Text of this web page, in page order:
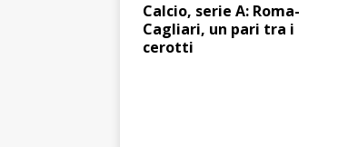
Calcio, serie A: Roma-
Cagliari, un pari tra i
cerotti